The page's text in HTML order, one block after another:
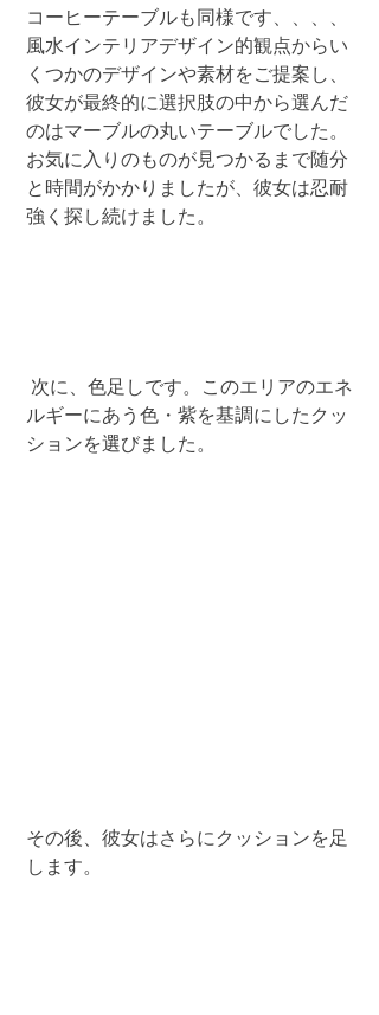
コーヒーテーブルも同様です、、、、
風水インテリアデザイン的観点からい
くつかのデザインや素材をご提案し、
彼女が最終的に選択肢の中から選んだ
のはマーブルの丸いテーブルでした。
お気に入りのものが見つかるまで随分
と時間がかかりましたが、彼女は忍耐
強く探し続けました。
ルギーにあう色・紫を基調にしたクッ
ションを選びました。
その後、彼女はさらにクッションを足
します。